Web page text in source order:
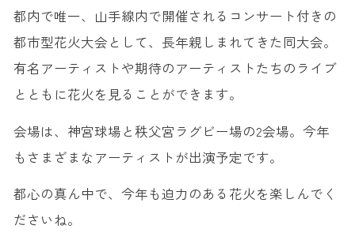
都内で唯一、山手線内で開催されるコンサート付きの
都市型花火大会として、長年親しまれてきた同大会。
有名アーティストや期待のアーティストたちのライブ
とともに花火を見ることができます。
会場は、神宮球場と秩父宮ラグビー場の2会場。今年
もさまざまなアーティストが出演予定です。
都心の真ん中で、今年も迫力のある花火を楽しんでく
ださいね。